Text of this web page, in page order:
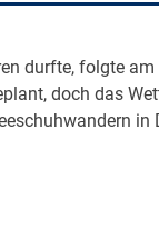
durfte, folgte
doch das
in